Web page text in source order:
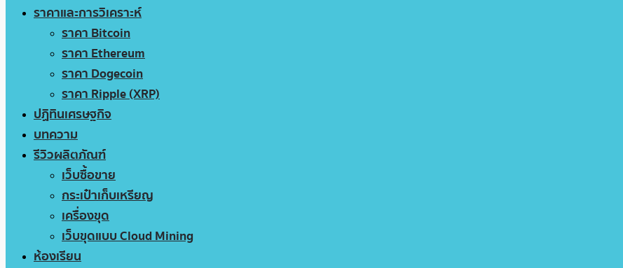
ราคาและการวิเคราะห์
ราคา Bitcoin
ราคา Ethereum
ราคา Dogecoin
ราคา Ripple (XRP)
ปฏิทินเศรษฐกิจ
บทความ
รีวิวผลิตภัณฑ์
เว็บซื้อขาย
กระเป๋าเก็บเหรียญ
เครื่องขุด
เว็บขุดแบบ Cloud Mining
ห้องเรียน